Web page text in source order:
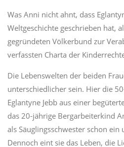
Was Anni nicht ahnt, dass
Weltgeschichte geschrieben hat,
gegründeten Völkerbund zur
verfassten Charta der
Die Lebenswelten der beiden
unterschiedlicher sein. Hier die
Eglantyne Jebb aus einer
das 20-jährige Bergarbeiterkind
als Säuglingsschwester schon
Dennoch eint sie das Leben, die